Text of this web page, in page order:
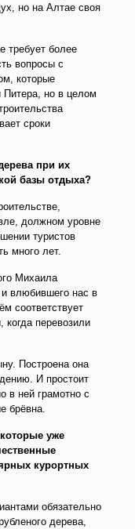
но на Алтае своя
требует более
вопросы с
которые
Питера, но в целом
сроки
при их
базы отдыха?
должном уровне
туристов
много лет.
Михаила
влюбившего нас в
соответствует
когда перевозили
Построена она
И простоит
в ней грамотно с
брёвна.
уже
курортных
обязательно
дерева,